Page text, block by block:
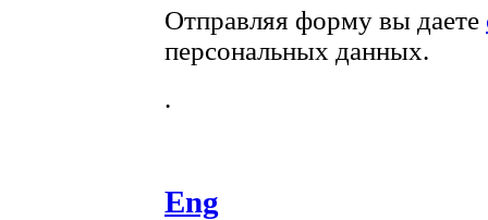
Отправляя форму вы даете
персональных данных.
.
Eng